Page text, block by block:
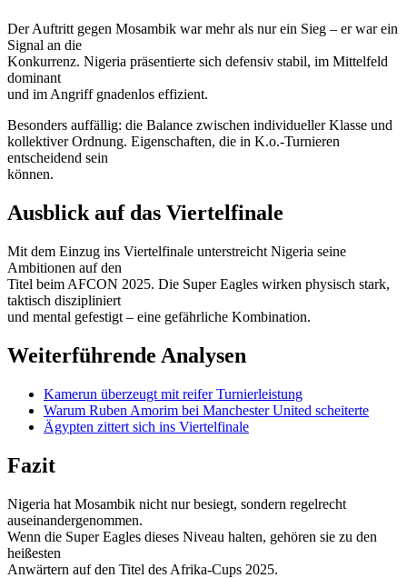
Der Auftritt gegen Mosambik war mehr als nur ein Sieg – er war ein
Signal an die
Konkurrenz. Nigeria präsentierte sich defensiv stabil, im Mittelfeld
dominant
und im Angriff gnadenlos effizient.
Besonders auffällig: die Balance zwischen individueller Klasse und
kollektiver Ordnung. Eigenschaften, die in K.o.-Turnieren
entscheidend sein
können.
Ausblick auf das Viertelfinale
Mit dem Einzug ins Viertelfinale unterstreicht Nigeria seine
Ambitionen auf den
Titel beim AFCON 2025. Die Super Eagles wirken physisch stark,
taktisch diszipliniert
und mental gefestigt – eine gefährliche Kombination.
Weiterführende Analysen
Kamerun überzeugt mit reifer Turnierleistung
Warum Ruben Amorim bei Manchester United scheiterte
Ägypten zittert sich ins Viertelfinale
Fazit
Nigeria hat Mosambik nicht nur besiegt, sondern regelrecht
auseinandergenommen.
Wenn die Super Eagles dieses Niveau halten, gehören sie zu den
heißesten
Anwärtern auf den Titel des Afrika-Cups 2025.